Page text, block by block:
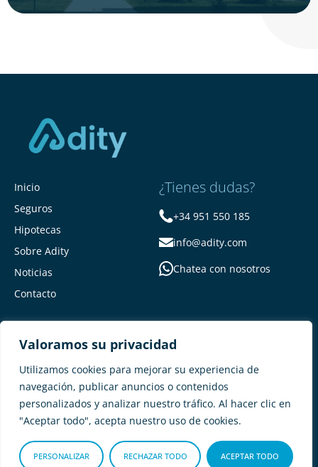
Valoramos su privacidad
Utilizamos cookies para mejorar su experiencia de
navegación, publicar anuncios o contenidos
personalizados y analizar nuestro tráfico. Al hacer clic en
"Aceptar todo", acepta nuestro uso de cookies.
PERSONALIZAR RECHAZAR TODO ACEPTAR TODO
Inicio
Seguros
Hipotecas
Sobre Adity
Noticias
Contacto
¿Tienes dudas?
+34 951 550 185
info@adity.com
Chatea con nosotros
Adity Seguros – Mapa del Sitio –